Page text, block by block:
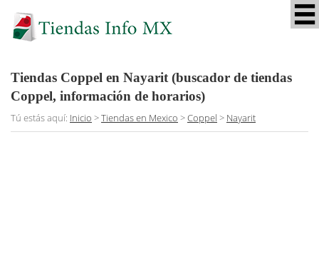
Tiendas Coppel en Nayarit (buscador de tiendas
Coppel, información de horarios)
Tú estás aquí: Inicio >Tiendas en Mexico >Coppel > Nayarit